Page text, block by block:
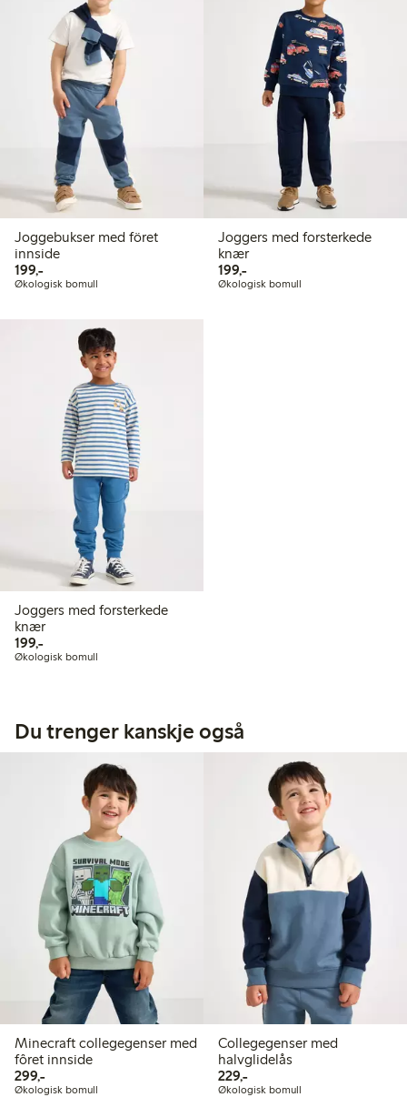
Joggebukser med föret
innside
199,-199,00 kr
Økologisk bomull
Joggers med forsterkede
knær
199,-199,00 kr
Økologisk bomull
Joggers med forsterkede
knær
199,-199,00 kr
Økologisk bomull
Du trenger kanskje også
Minecraft collegegenser med
fôret innside
299,-299,00 kr
Økologisk bomull
Collegegenser med
halvglidelås
229,-229,00 kr
Økologisk bomull